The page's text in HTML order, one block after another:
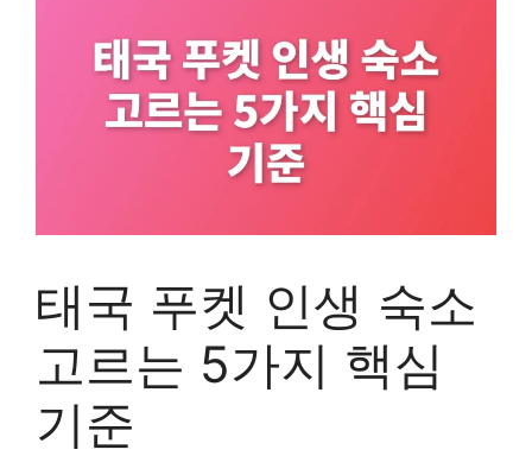
태국 푸켓 인생 숙소
고르는 5가지 핵심
기준